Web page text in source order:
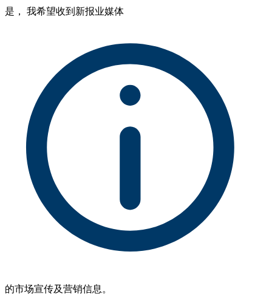
是， 我希望收到新报业媒体
的市场宣传及营销信息。